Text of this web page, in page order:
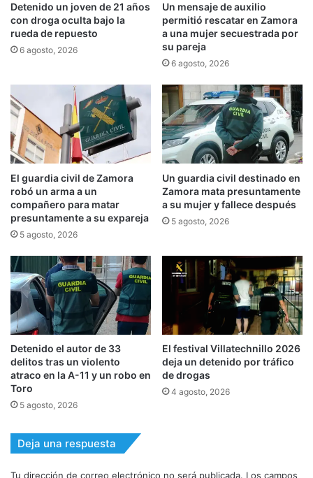
Detenido un joven de 21 años
con droga oculta bajo la
rueda de repuesto
6 agosto, 2026
Un mensaje de auxilio
permitió rescatar en Zamora
a una mujer secuestrada por
su pareja
6 agosto, 2026
El guardia civil de Zamora
robó un arma a un
compañero para matar
presuntamente a su expareja
5 agosto, 2026
Un guardia civil destinado en
Zamora mata presuntamente
a su mujer y fallece después
5 agosto, 2026
Detenido el autor de 33
delitos tras un violento
atraco en la A-11 y un robo en
Toro
5 agosto, 2026
El festival Villatechnillo 2026
deja un detenido por tráfico
de drogas
4 agosto, 2026
Deja una respuesta
Tu dirección de correo electrónico no será publicada. Los campos